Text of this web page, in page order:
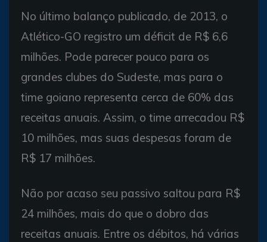
No último balanço publicado, de 2013, o
Atlético-GO registro um déficit de R$ 6,6
milhões. Pode parecer pouco para os
grandes clubes do Sudeste, mas para o
time goiano representa cerca de 60% das
receitas anuais. Assim, o time arrecadou R$
10 milhões, mas suas despesas foram de
R$ 17 milhões.
Não por acaso seu passivo saltou para R$
24 milhões, mais do que o dobro das
receitas anuais. Entre os débitos, há várias